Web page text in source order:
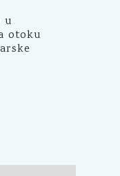
u
otoku